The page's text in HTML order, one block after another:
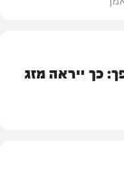
כך ייראה מזג